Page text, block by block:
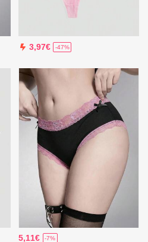
3,97€ -47%
5,11€ -7%